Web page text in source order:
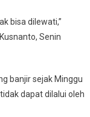
bisa dilewati,”
Senin
banjir sejak Minggu
dapat dilalui oleh